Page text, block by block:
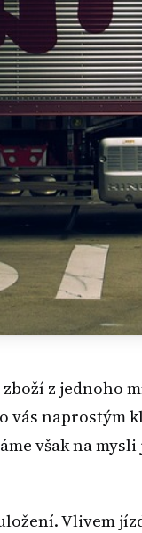
z jednoho
vás naprostým
však na
Vlivem